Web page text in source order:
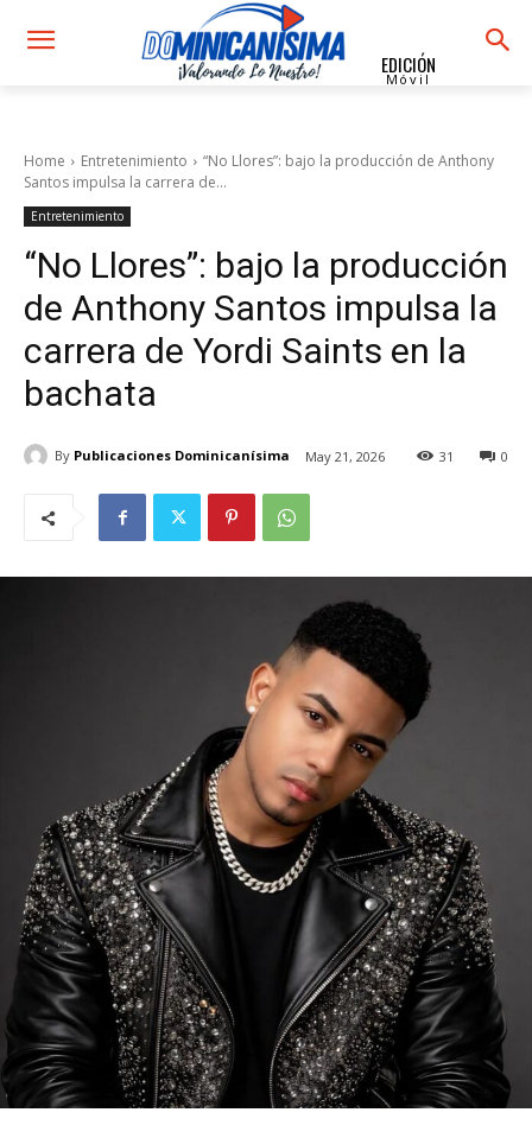
EDICIÓN
Móvil
Home Entretenimiento
“No Llores”: bajo la producción de Anthony
Santos impulsa la carrera de...
Entretenimiento
“No Llores”: bajo la producción
de Anthony Santos impulsa la
carrera de Yordi Saints en la
bachata
By Publicaciones Dominicanísima May 21, 2026 0
31